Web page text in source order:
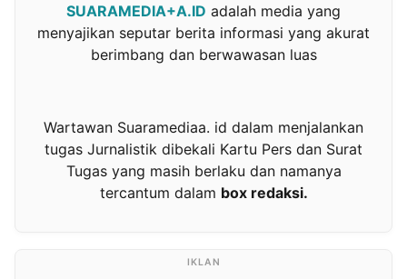
SUARAMEDIA+A.ID adalah media yang
menyajikan seputar berita informasi yang akurat
berimbang dan berwawasan luas
Wartawan Suaramediaa. id dalam menjalankan
tugas Jurnalistik dibekali Kartu Pers dan Surat
Tugas yang masih berlaku dan namanya
tercantum dalam box redaksi.